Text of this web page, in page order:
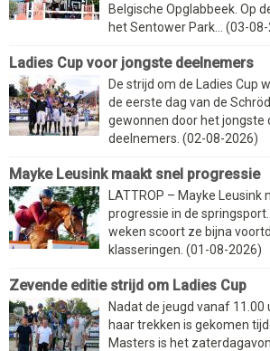
Belgische Opglabbeek. Op
het Sentower Park... (03-
Ladies Cup voor jongste deelnemers
De strijd om de Ladies Cup
de eerste dag van de
gewonnen door het jongste
deelnemers. (02-08-2026)
Mayke Leusink maakt snel progressie
LATTROP – Mayke Leusink
progressie in de
weken scoort ze bijna
klasseringen. (01-08-2026)
Zevende editie strijd om Ladies Cup
Nadat de jeugd vanaf 11.00
haar trekken is gekomen
Masters is het